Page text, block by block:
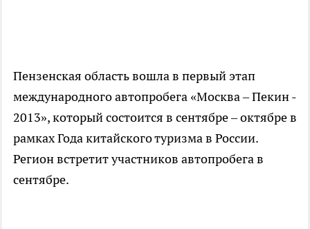
Пензенская область вошла в первый этап
международного автопробега «Москва – Пекин -
2013», который состоится в сентябре – октябре в
рамках Года китайского туризма в России.
Регион встретит участников автопробега в
сентябре.